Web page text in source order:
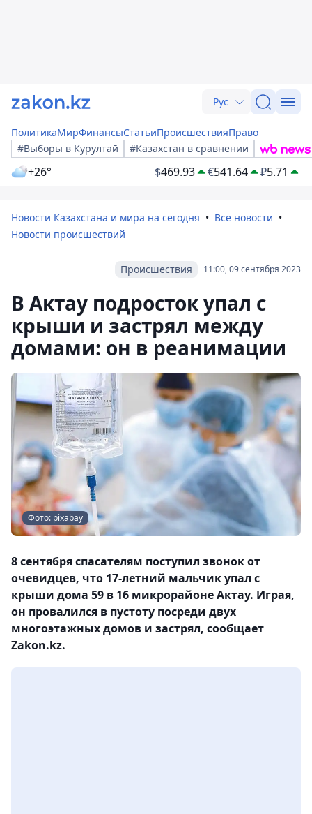
Рус
ПолитикаМирФинансыСтатьиПроисшествияПраво
#Выборы в Курултай
#Казахстан в сравнении
+26° $469.93 €541.64 ₽5.71
Новости Казахстана и мира на сегодня
Все новости
Новости происшествий
11:00, 09 сентября 2023
Происшествия
В Актау подросток упал с
крыши и застрял между
домами: он в реанимации
Фото: pixabay
8 сентября спасателям поступил звонок от
очевидцев, что 17-летний мальчик упал с
крыши дома 59 в 16 микрорайоне Актау. Играя,
он провалился в пустоту посреди двух
многоэтажных домов и застрял, сообщает
Zakon.kz.